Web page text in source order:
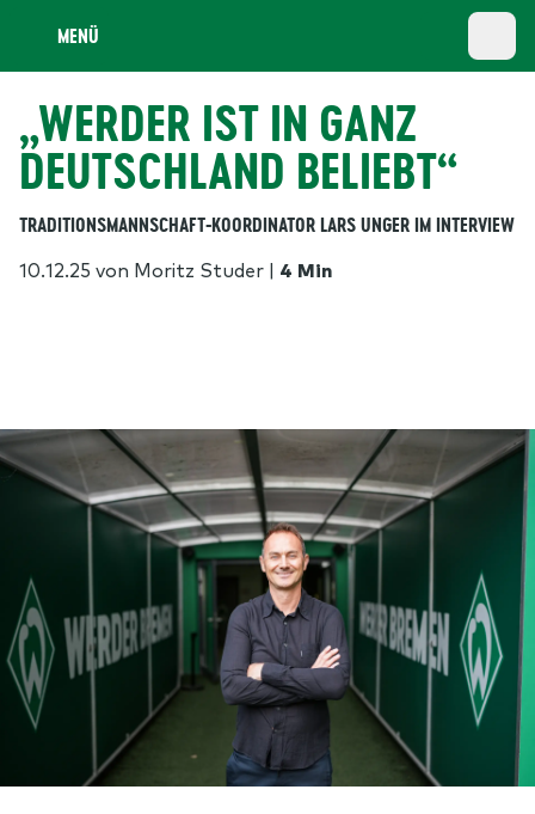
MENÜ
„WERDER IST IN GANZ
DEUTSCHLAND BELIEBT“
TRADITIONSMANNSCHAFT-KOORDINATOR LARS UNGER IM INTERVIEW
10.12.25 von Moritz Studer | 4 Min